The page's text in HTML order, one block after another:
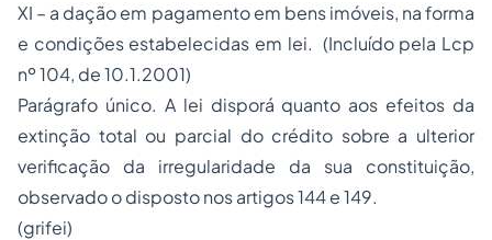
XI – a dação em pagamento em bens imóveis, na forma
e condições estabelecidas em lei. (Incluído pela Lcp
nº 104, de 10.1.2001)
Parágrafo único. A lei disporá quanto aos efeitos da
extinção total ou parcial do crédito sobre a ulterior
verificação da irregularidade da sua constituição,
observado o disposto nos artigos 144 e 149.
(grifei)